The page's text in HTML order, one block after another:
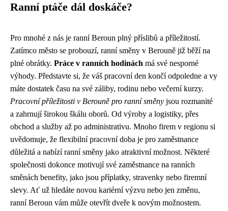
Ranní ptáče dál doskáče?
Pro mnohé z nás je ranní Beroun plný příslibů a příležitostí.
Zatímco město se probouzí, ranní směny v Berouně již běží na
plné obrátky. Práce v ranních hodinách má své nesporné
výhody. Představte si, že váš pracovní den končí odpoledne a vy
máte dostatek času na své záliby, rodinu nebo večerní kurzy.
Pracovní příležitosti v Berouně pro ranní směny jsou rozmanité
a zahrnují širokou škálu oborů. Od výroby a logistiky, přes
obchod a služby až po administrativu. Mnoho firem v regionu si
uvědomuje, že flexibilní pracovní doba je pro zaměstnance
důležitá a nabízí ranní směny jako atraktivní možnost. Některé
společnosti dokonce motivují své zaměstnance na ranních
směnách benefity, jako jsou příplatky, stravenky nebo firemní
slevy. Ať už hledáte novou kariérní výzvu nebo jen změnu,
ranní Beroun vám může otevřít dveře k novým možnostem.